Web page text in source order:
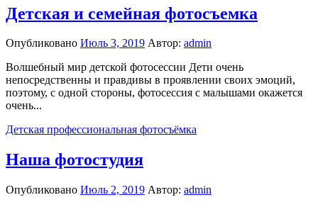
Детская и семейная фотосъемка
Опубликовано Июль 3, 2019 Автор: admin
Волшебный мир детской фотосессии Дети очень
непосредственны и правдивы в проявлении своих эмоций,
поэтому, с одной стороны, фотосессия с малышами окажется
очень...
Детская профессиональная фотосъёмка
Наша фотостудия
Опубликовано Июль 2, 2019 Автор: admin